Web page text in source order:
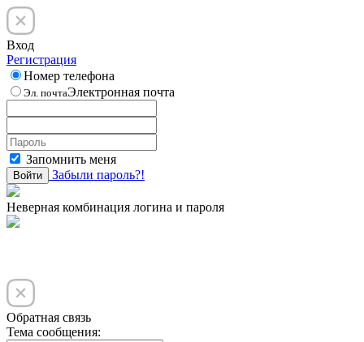
Вход
Регистрация
Номер телефона
Эл. почтаЭлектронная почта
Запомнить меня
Войти Забыли пароль?!
Неверная комбинация логина и пароля
Обратная связь
Тема сообщения: